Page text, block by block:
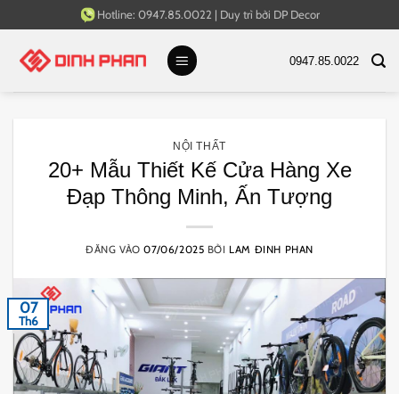
qua
Hotline: 0947.85.0022 | Duy trì bởi DP Decor
0947.85.0022
NỘI THẤT
20+ Mẫu Thiết Kế Cửa Hàng Xe
Đạp Thông Minh, Ấn Tượng
ĐĂNG VÀO07/06/2025 BỞI LAM ĐINH PHAN
07
Th6